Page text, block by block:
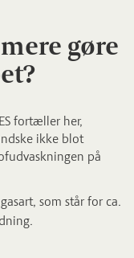
gøre
fortæller her,
ikke blot
på
som står for ca.